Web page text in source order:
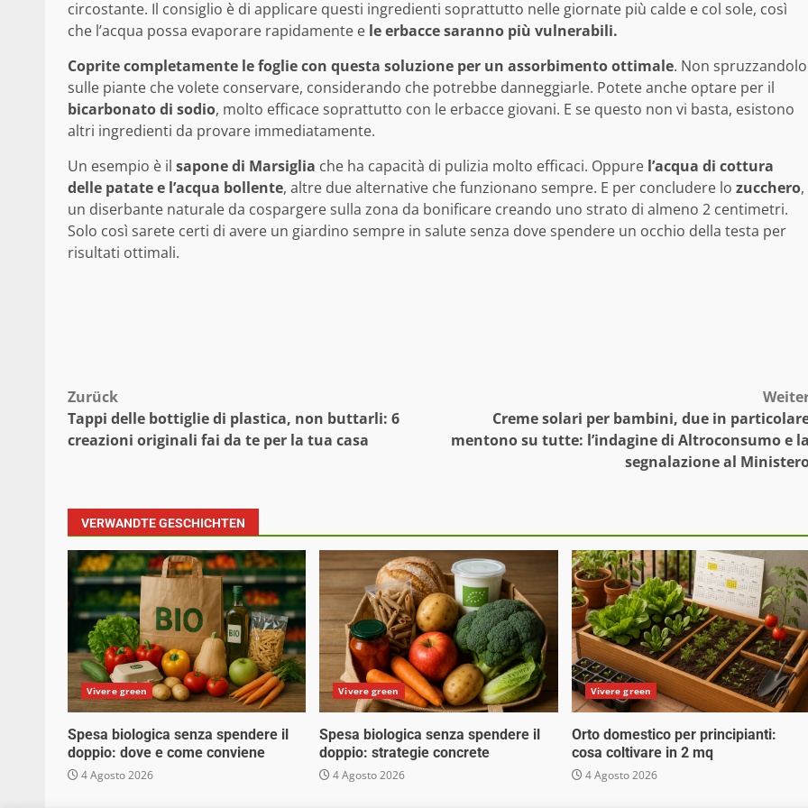
circostante. Il consiglio è di applicare questi ingredienti soprattutto nelle giornate più calde e col sole, così
che l’acqua possa evaporare rapidamente e le erbacce saranno più vulnerabili.
Coprite completamente le foglie con questa soluzione per un assorbimento ottimale. Non spruzzandolo
sulle piante che volete conservare, considerando che potrebbe danneggiarle. Potete anche optare per il
bicarbonato di sodio, molto efficace soprattutto con le erbacce giovani. E se questo non vi basta, esistono
altri ingredienti da provare immediatamente.
Un esempio è il sapone di Marsiglia che ha capacità di pulizia molto efficaci. Oppure l’acqua di cottura
delle patate e l’acqua bollente, altre due alternative che funzionano sempre. E per concludere lo zucchero,
un diserbante naturale da cospargere sulla zona da bonificare creando uno strato di almeno 2 centimetri.
Solo così sarete certi di avere un giardino sempre in salute senza dove spendere un occhio della testa per
risultati ottimali.
Beitragsnavigation
Zurück
Tappi delle bottiglie di plastica, non buttarli: 6
creazioni originali fai da te per la tua casa
Creme solari per bambini, due in
mentono su tutte: l’indagine di Altroconsumo e
segnalazione al
VERWANDTE GESCHICHTEN
Vivere green
Spesa biologica senza spendere il
doppio: dove e come conviene
4 Agosto 2026
Vivere green
Spesa biologica senza spendere il
doppio: strategie concrete
4 Agosto 2026
Vivere green
Orto domestico per principianti:
cosa coltivare in 2 mq
4 Agosto 2026